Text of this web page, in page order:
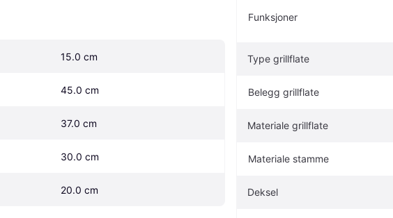
15.0 cm
45.0 cm
37.0 cm
30.0 cm
20.0 cm
Funksjoner
Type grillflate
Belegg grillflate
Materiale grillflate
Materiale stamme
Deksel